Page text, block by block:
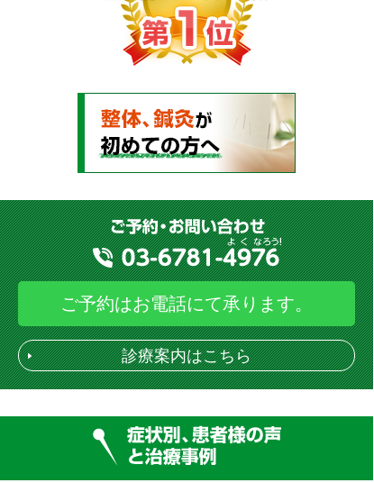
ご予約はお電話にて承ります。
診療案内はこちら